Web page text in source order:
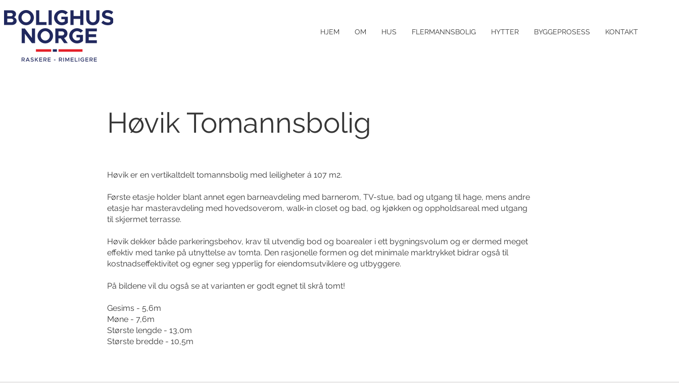
HJEM OM HUS FLERMANNSBOLIG HYTTER BYGGEPROSESS KONTAKT
Høvik Tomannsbolig
Høvik er en vertikaltdelt tomannsbolig med leiligheter á 107 m2.
Første etasje holder blant annet egen barneavdeling med barnerom, TV-stue, bad og utgang til hage, mens andre
etasje har masteravdeling med hovedsoverom, walk-in closet og bad, og kjøkken og oppholdsareal med utgang
til skjermet terrasse.
Høvik dekker både parkeringsbehov, krav til utvendig bod og boarealer i ett bygningsvolum og er dermed meget
effektiv med tanke på utnyttelse av tomta. Den rasjonelle formen og det minimale marktrykket bidrar også til
kostnadseffektivitet og egner seg ypperlig for eiendomsutviklere og utbyggere.
På bildene vil du også se at varianten er godt egnet til skrå tomt!
Gesims - 5,6m
Møne - 7,6m
Største lengde - 13,0m
Største bredde - 10,5m